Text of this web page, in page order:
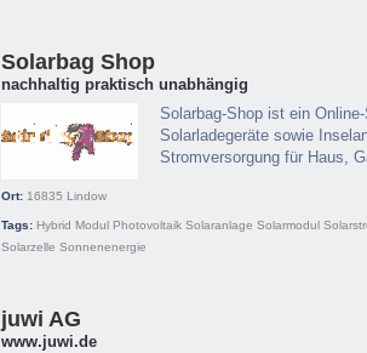
Solarbag Shop
nachhaltig praktisch unabhängig
Solarbag-Shop ist ein
Solarladegeräte sowie
Stromversorgung für Haus,
Ort: 16835 Lindow
Tags: Hybrid Modul Photovoltaik Solaranlage Solarmodul
Solarzelle Sonnenenergie
juwi AG
www.juwi.de